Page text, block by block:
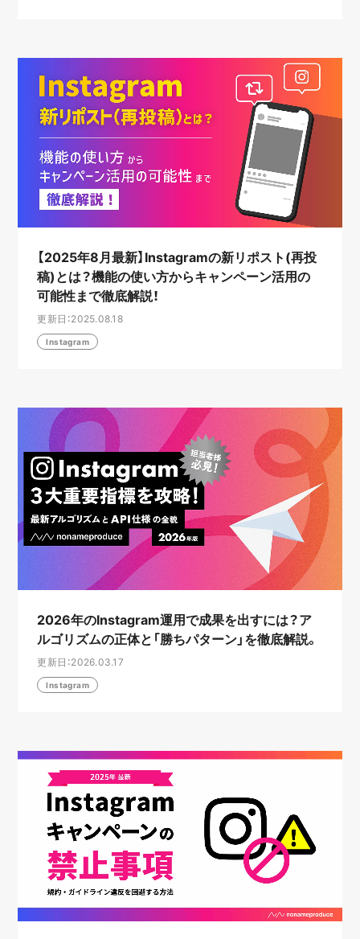
【2025年8月最新】Instagramの新リポスト(再投
稿)とは？機能の使い方からキャンペーン活用の
可能性まで徹底解説！
更新日：2025.08.18
Instagram
2026年のInstagram運用で成果を出すには？ア
ルゴリズムの正体と「勝ちパターン」を徹底解説。
更新日：2026.03.17
Instagram